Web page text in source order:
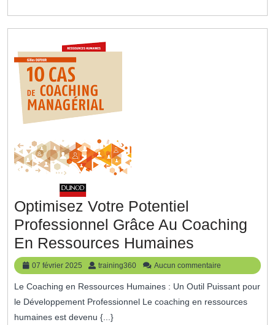
Les
Stratégies
Numériques
Optimisez Votre Potentiel
Professionnel Grâce Au Coaching
En Ressources Humaines
Votre
Potentiel
07 février 2025
07
février
2025
training360 training360
Aucun commentaire
Le Coaching en Ressources Humaines : Un Outil Puissant pour
le Développement Professionnel Le coaching en ressources
humaines est devenu {...}